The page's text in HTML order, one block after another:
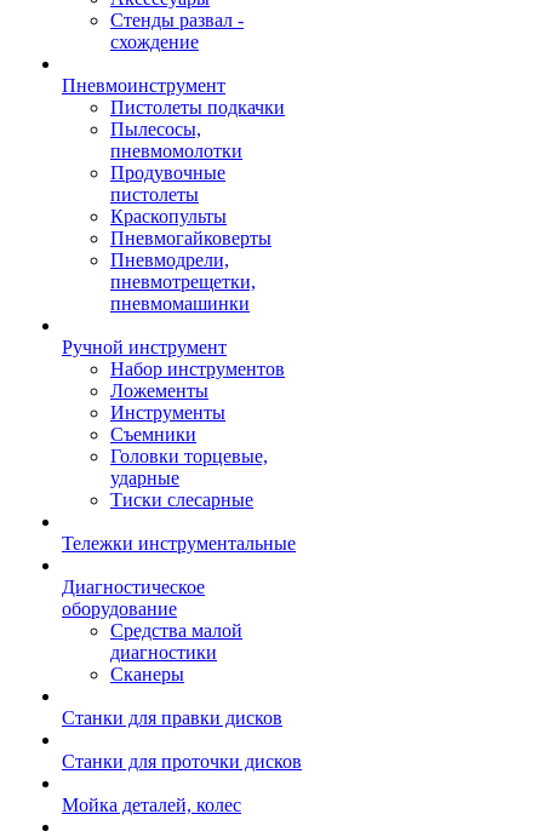
Стенды развал -
схождение
Пневмоинструмент
Пистолеты подкачки
Пылесосы,
пневмомолотки
Продувочные
пистолеты
Краскопульты
Пневмогайковерты
Пневмодрели,
пневмотрещетки,
пневмомашинки
Ручной инструмент
Набор инструментов
Ложементы
Инструменты
Съемники
Головки торцевые,
ударные
Тиски слесарные
Тележки инструментальные
Диагностическое
оборудование
Средства малой
диагностики
Сканеры
Станки для правки дисков
Станки для проточки дисков
Мойка деталей, колес